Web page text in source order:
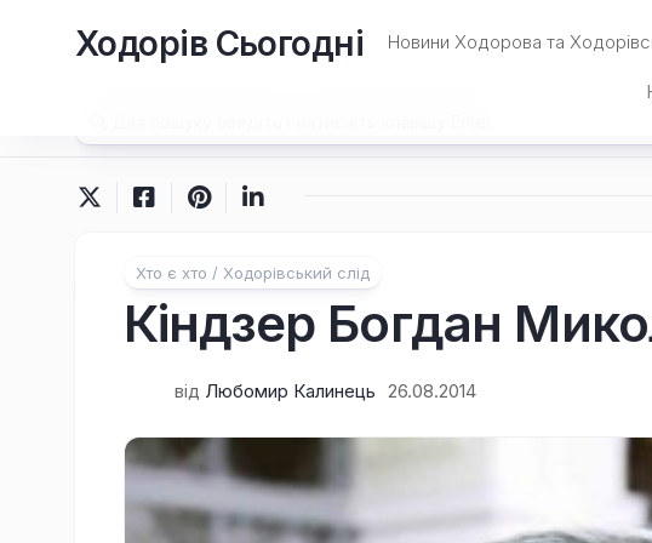
Ходорів Сьогодні Новини Ходорова та
Хто є хто / Ходорівський слід
Кіндзер Богдан
від Любомир Калинець 26.08.2014